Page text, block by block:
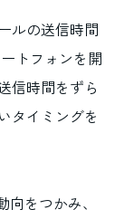
ルの送信時間
トフォンを開
信時間をずら
タイミングを
をつかみ、